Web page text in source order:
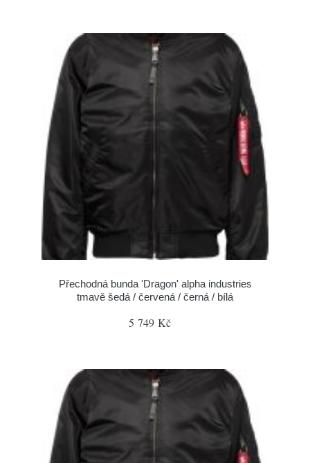
Přechodná bunda 'Dragon' alpha industries
tmavě šedá / červená / černá / bílá
5 749 Kč